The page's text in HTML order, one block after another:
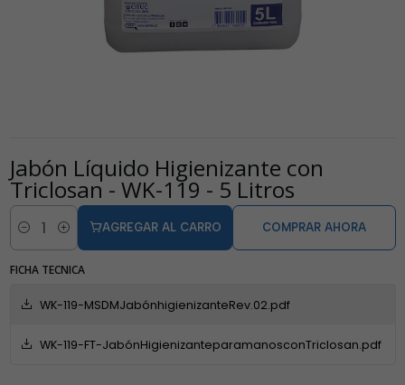
Jabón Líquido Higienizante con
Triclosan - WK-119 - 5 Litros
Cantidad
AGREGAR AL CARRO COMPRAR AHORA
FICHA TECNICA
WK-119-MSDMJabónhigienizanteRev.02.pdf
WK-119-FT-JabónHigienizanteparamanosconTriclosan.pdf